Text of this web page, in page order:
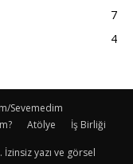
7
4
Sevemedim
Atölye İş Birliği
yazı ve görsel